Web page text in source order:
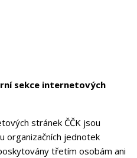
sekce internetových
stránek ČČK jsou
organizačních jednotek
třetím osobám ani